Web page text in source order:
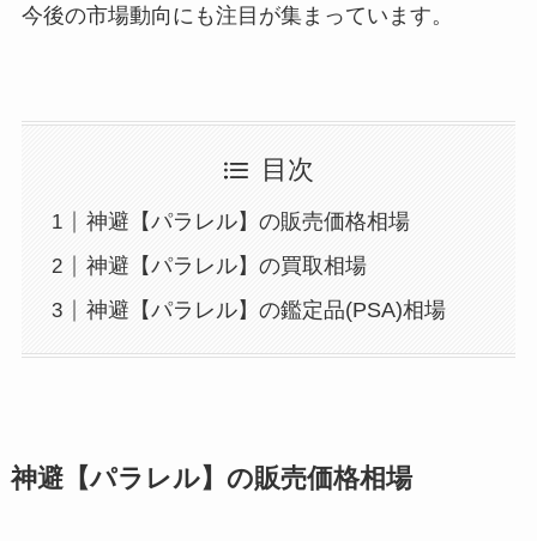
今後の市場動向にも注目が集まっています。
目次
神避【パラレル】の販売価格相場
神避【パラレル】の買取相場
神避【パラレル】の鑑定品(PSA)相場
神避【パラレル】の販売価格相場